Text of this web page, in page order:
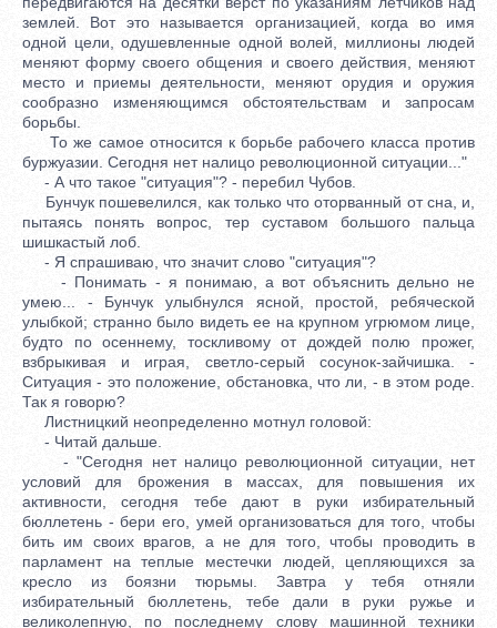
землей. Вот это называется организацией, когда во имя
одной цели, одушевленные одной волей, миллионы людей
меняют форму своего общения и своего действия, меняют
место и приемы деятельности, меняют орудия и оружия
сообразно изменяющимся обстоятельствам и запросам
борьбы.
То же самое относится к борьбе рабочего класса против
буржуазии. Сегодня нет налицо революционной ситуации..."
- А что такое "ситуация"? - перебил Чубов.
Бунчук пошевелился, как только что оторванный от сна, и,
пытаясь понять вопрос, тер суставом большого пальца
шишкастый лоб.
- Я спрашиваю, что значит слово "ситуация"?
- Понимать - я понимаю, а вот объяснить дельно не
умею... - Бунчук улыбнулся ясной, простой, ребяческой
улыбкой; странно было видеть ее на крупном угрюмом лице,
будто по осеннему, тоскливому от дождей полю прожег,
взбрыкивая и играя, светло-серый сосунок-зайчишка. -
Ситуация - это положение, обстановка, что ли, - в этом роде.
Так я говорю?
Листницкий неопределенно мотнул головой:
- Читай дальше.
- "Сегодня нет налицо революционной ситуации, нет
условий для брожения в массах, для повышения их
активности, сегодня тебе дают в руки избирательный
бюллетень - бери его, умей организоваться для того, чтобы
бить им своих врагов, а не для того, чтобы проводить в
парламент на теплые местечки людей, цепляющихся за
кресло из боязни тюрьмы. Завтра у тебя отняли
избирательный бюллетень, тебе дали в руки ружье и
великолепную, по последнему слову машинной техники